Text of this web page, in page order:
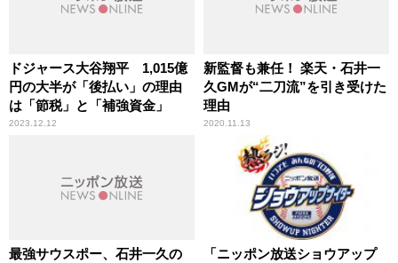
ドジャース大谷翔平 1,015億
円の大半が「後払い」の理由
は「節税」と「補強資金」
2023.12.12
新監督も兼任！ 楽天・石井一
久GMが“二刀流”を引き受けた
理由
2020.11.13
最強サウスポー、石井一久の
「ニッポン放送ショウアップ